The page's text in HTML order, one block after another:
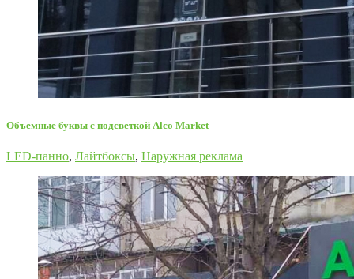
Oбъемные буквы с подсветкой Alco Market
LED-панно, Лайтбоксы, Наружная реклама